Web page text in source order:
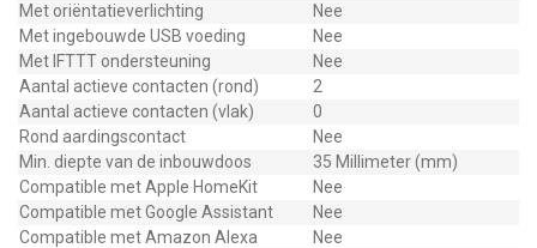
Met oriëntatieverlichting
Nee
Met ingebouwde USB voeding
Nee
Met IFTTT ondersteuning
Nee
Aantal actieve contacten (rond)
2
Aantal actieve contacten (vlak)
0
Rond aardingscontact
Nee
Min. diepte van de inbouwdoos
35 Millimeter (mm)
Compatible met Apple HomeKit
Nee
Compatible met Google Assistant
Nee
Compatible met Amazon Alexa
Nee